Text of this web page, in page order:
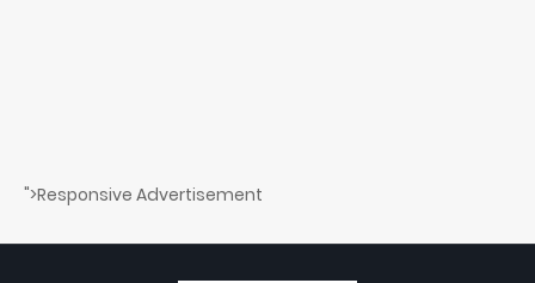
">Responsive Advertisement